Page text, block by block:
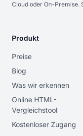
Cloud oder On-Premise.
Produkt
Preise
Blog
Was wir erkennen
Online HTML-
Vergleichstool
Kostenloser Zugang